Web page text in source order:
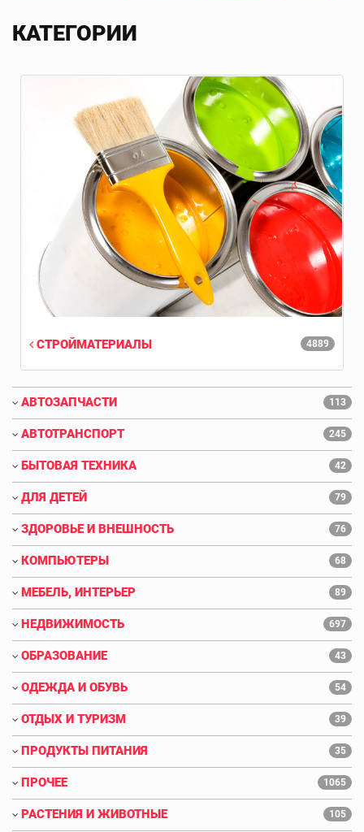
КАТЕГОРИИ
4889
СТРОЙМАТЕРИАЛЫ
АВТОЗАПЧАСТИ 113
АВТОТРАНСПОРТ 245
БЫТОВАЯ ТЕХНИКА 42
ДЛЯ ДЕТЕЙ 79
ЗДОРОВЬЕ И ВНЕШНОСТЬ 76
КОМПЬЮТЕРЫ 68
МЕБЕЛЬ, ИНТЕРЬЕР 89
НЕДВИЖИМОСТЬ 697
ОБРАЗОВАНИЕ 43
ОДЕЖДА И ОБУВЬ 54
ОТДЫХ И ТУРИЗМ 39
ПРОДУКТЫ ПИТАНИЯ 35
ПРОЧЕЕ 1065
РАСТЕНИЯ И ЖИВОТНЫЕ 105